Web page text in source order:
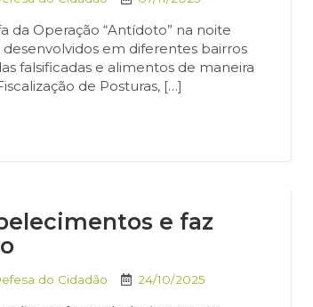
Operação “Antídoto” na noite
em diferentes bairros
falsificadas e alimentos de maneira
de Posturas, […]
e faz
do Cidadão 24/10/2025